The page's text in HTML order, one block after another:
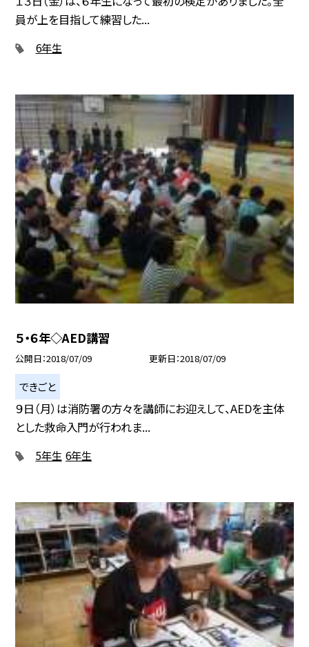
員が上を目指して練習した...
6年生
５・６年◇AED講習
公開日 2018/07/09 更新日 2018/07/09
できごと
９日（月）は消防署の方々を講師にお迎えして、AEDを主体
とした救命入門が行われま...
5年生 6年生